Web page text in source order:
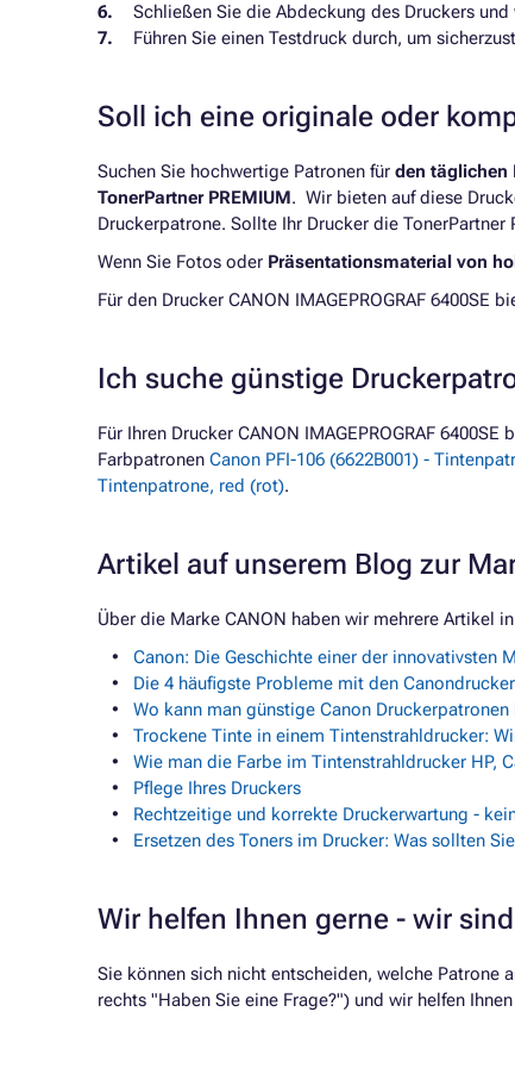
Schließen Sie die Abdeckung des Druckers
Führen Sie einen Testdruck durch, um
Soll ich eine originale oder
Suchen Sie hochwertige Patronen für den täglichen
TonerPartner PREMIUM. Wir bieten auf diese
Druckerpatrone. Sollte Ihr Drucker die
Wenn Sie Fotos oder Präsentationsmaterial von
Für den Drucker CANON IMAGEPROGRAF
Ich suche günstige
Für Ihren Drucker CANON IMAGEPROGRAF
Farbpatronen Canon PFI-106 (6622B001) -
Tintenpatrone, red (rot).
Artikel auf unserem Blog zur
Über die Marke CANON haben wir mehrere Artikel
Canon: Die Geschichte einer der innovativsten
Die 4 häufigste Probleme mit den
Wo kann man günstige Canon
Trockene Tinte in einem Tintenstrahldrucker:
Wie man die Farbe im Tintenstrahldrucker HP,
Pflege Ihres Druckers
Rechtzeitige und korrekte Druckerwartung -
Ersetzen des Toners im Drucker: Was sollten
Wir helfen Ihnen gerne - wir
Sie können sich nicht entscheiden, welche Patrone
rechts "Haben Sie eine Frage?") und wir helfen